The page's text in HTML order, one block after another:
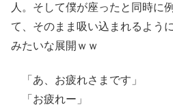
人。そして僕が座ったと同時に
て、そのまま吸い込まれるよう
みたいな展開ｗｗ
「あ、お疲れさまです」
「お疲れー」